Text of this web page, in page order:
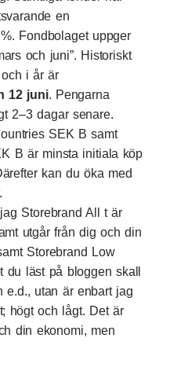
en
Fondbolaget uppger
och juni”. Historiskt
i år är
12 juni. Pengarna
2–3 dagar senare.
SEK B samt
B är minsta initiala köp
kan du öka med
Storebrand All t är
utgår från dig och din
Storebrand Low
läst på bloggen skall
e.d., utan är enbart jag
högt och lågt. Det är
din ekonomi, men